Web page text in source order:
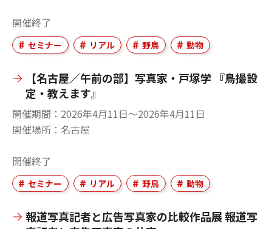
開催終了
セミナー リアル 野鳥 動物
【名古屋／午前の部】写真家・戸塚学 『鳥撮設
定・教えます』
開催期間
2026年4月11日〜2026年4月11日
開催場所
名古屋
開催終了
セミナー リアル 野鳥 動物
報道写真記者と広告写真家の比較作品展 報道写